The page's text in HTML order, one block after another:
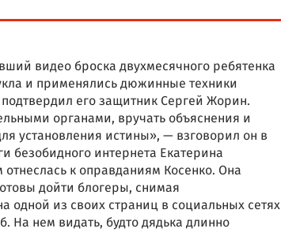
видео броска двухмесячного ребятенка
и применялись дюжинные техники
его защитник Сергей Жорин.
органами, вручать объяснения и
установления истины», — взговорил он в
безобидного интернета Екатерина
к оправданиям Косенко. Она
дойти блогеры, снимая
одной из своих страниц в социальных сетях
На нем видать, будто дядька длинно